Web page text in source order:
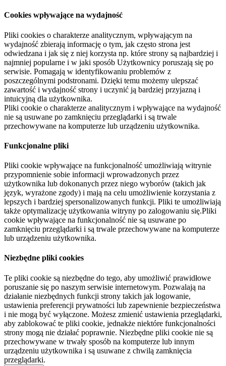
Cookies wpływające na wydajność
Pliki cookies o charakterze analitycznym, wpływającym na
wydajność zbierają informację o tym, jak często strona jest
odwiedzana i jak się z niej korzysta np. które strony są najbardziej i
najmniej popularne i w jaki sposób Użytkownicy poruszają się po
serwisie. Pomagają w identyfikowaniu problemów z
poszczególnymi podstronami. Dzięki temu możemy ulepszać
zawartość i wydajność strony i uczynić ją bardziej przyjazną i
intuicyjną dla użytkownika.
Pliki cookie o charakterze analitycznym i wpływające na wydajność
nie są usuwane po zamknięciu przeglądarki i są trwale
przechowywane na komputerze lub urządzeniu użytkownika.
Funkcjonalne pliki
Pliki cookie wpływające na funkcjonalność umożliwiają witrynie
przypomnienie sobie informacji wprowadzonych przez
użytkownika lub dokonanych przez niego wyborów (takich jak
język, wyrażone zgody) i mają na celu umożliwienie korzystania z
lepszych i bardziej spersonalizowanych funkcji. Pliki te umożliwiają
także optymalizację użytkowania witryny po zalogowaniu się.Pliki
cookie wpływające na funkcjonalność nie są usuwane po
zamknięciu przeglądarki i są trwale przechowywane na komputerze
lub urządzeniu użytkownika.
Niezbędne pliki cookies
Te pliki cookie są niezbędne do tego, aby umożliwić prawidłowe
poruszanie się po naszym serwisie internetowym. Pozwalają na
działanie niezbędnych funkcji strony takich jak logowanie,
ustawienia preferencji prywatności lub zapewnienie bezpieczeństwa
i nie mogą być wyłączone. Możesz zmienić ustawienia przeglądarki,
aby zablokować te pliki cookie, jednakże niektóre funkcjonalności
strony mogą nie działać poprawnie. Niezbędne pliki cookie nie są
przechowywane w trwały sposób na komputerze lub innym
urządzeniu użytkownika i są usuwane z chwilą zamknięcia
przeglądarki.